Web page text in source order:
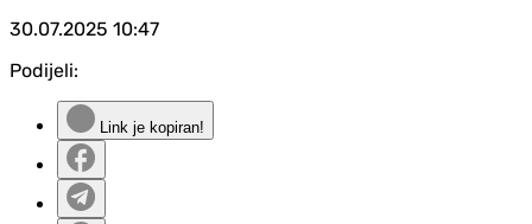
30.07.2025 10:47
Podijeli:
Link je kopiran!